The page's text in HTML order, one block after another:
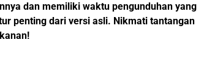
dan memiliki waktu pengunduhan yang
penting dari versi asli. Nikmati tantangan